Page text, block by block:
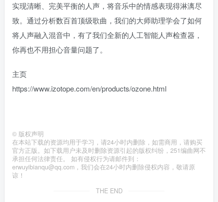
实现清晰、完美平衡的人声，将音乐中的情感表现得淋漓尽
致。通过分析数百首顶级歌曲，我们的大师助理学会了如何
将人声融入混音中，有了我们全新的人工智能人声检查器，
你再也不用担心音量问题了。
主页
https://www.izotope.com/en/products/ozone.html
© 版权声明
在本站下载的资源均用于学习，请24小时内删除，如需商用，请购买
官方正版。如下载用户未及时删除资源引起的版权纠纷，251编曲网不
承担任何法律责任。 如有侵权行为请邮件到：
erwuyibianqu@qq.com，我们会在24小时内删除侵权内容，敬请原
谅！
THE END